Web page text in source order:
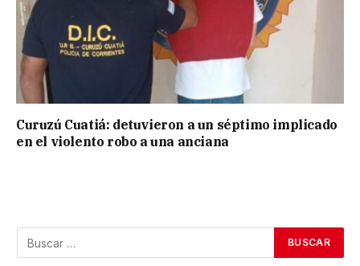
Curuzú Cuatiá: detuvieron a un séptimo implicado
en el violento robo a una anciana